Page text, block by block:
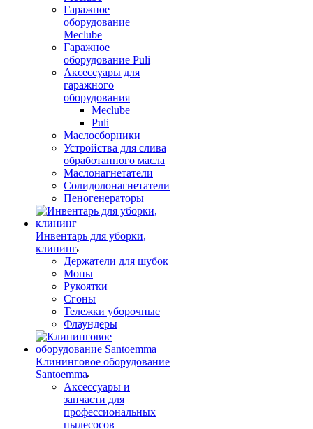
Гаражное
оборудование
Meclube
Гаражное
оборудование Puli
Аксессуары для
гаражного
оборудования
Meclube
Puli
Маслосборники
Устройства для слива
обработанного масла
Маслонагнетатели
Солидолонагнетатели
Пеногенераторы
Инвентарь для уборки,
клининг
Держатели для шубок
Мопы
Рукоятки
Сгоны
Тележки уборочные
Флаундеры
Клининговое оборудование
Santoemma
Аксессуары и
запчасти для
профессиональных
пылесосов